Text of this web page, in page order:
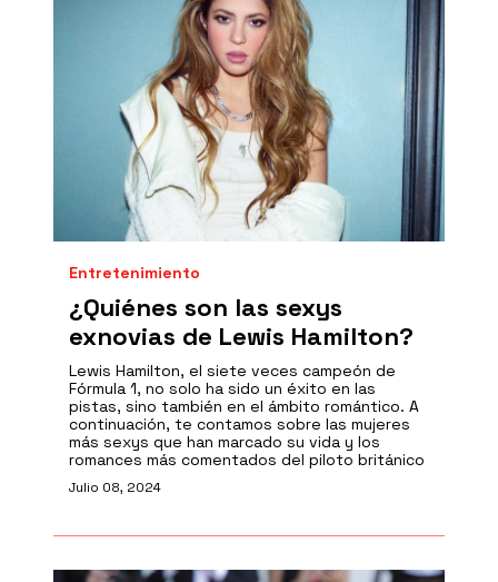
Entretenimiento
¿Quiénes son las sexys
exnovias de Lewis Hamilton?
Lewis Hamilton, el siete veces campeón de
Fórmula 1, no solo ha sido un éxito en las
pistas, sino también en el ámbito romántico. A
continuación, te contamos sobre las mujeres
más sexys que han marcado su vida y los
romances más comentados del piloto británico
Julio 08, 2024